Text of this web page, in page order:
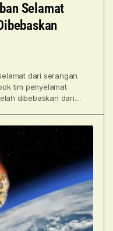
Selamat
dari serangan
tim penyelamat
dibebaskan dari